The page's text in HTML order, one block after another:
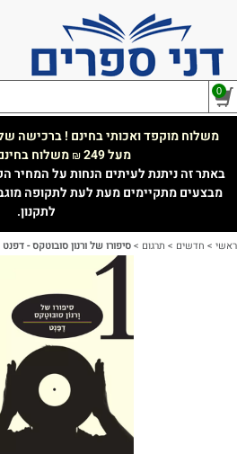
0
משלוח מוקפד ואכותי בחינם ! ברכישה של
מעל 249
₪משלוח
באתר זה ניתנת לעיתים הנחות על המחיר
מבצעים מתקיימים מעת לעת לתקופה
לתקנון.
ראשי > חדשים > תרגום >סיפורו של ורנון סובוטקס - דפנט